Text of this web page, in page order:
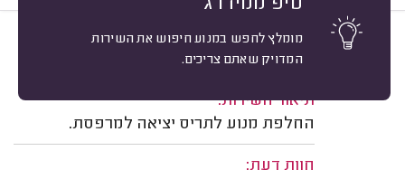
טיפ ממידרג
מומלץ לחפש במנוע חיפוש את השירות
המדויק שאתם צריכים.
משה נפתלי, רחובות.
משוב: 05/08/2026
תיאור השירות:
החלפת מנוע לתריס יציאה למרפסת.
חוות דעת:
10